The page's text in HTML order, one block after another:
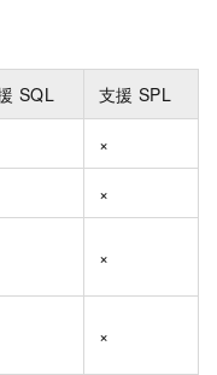
SQL 支援 SPL
×
×
×
×